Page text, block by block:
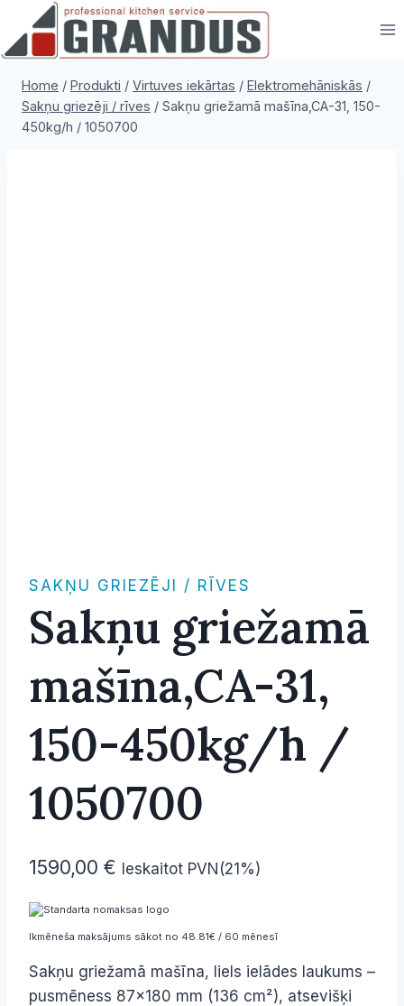
content
Home / Produkti / Virtuves iekārtas / Elektromehāniskās /
Sakņu griezēji / rīves / Sakņu griežamā mašīna,CA-31, 150-
450kg/h / 1050700
SAKŅU GRIEZĒJI / RĪVES
Sakņu griežamā
mašīna,CA-31,
150-450kg/h /
1050700
1590,00 € Ieskaitot PVN(21%)
Ikmēneša maksājums sākot no 48.81€ / 60 mēnesī
Sakņu griežamā mašīna, liels ielādes laukums –
pusmēness 87×180 mm (136 cm²), atsevišķi